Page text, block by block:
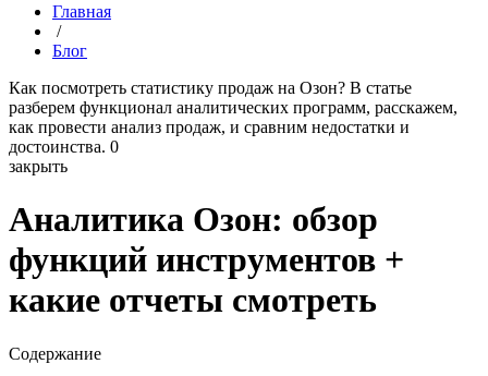
Главная
/
Блог
Как посмотреть статистику продаж на Озон? В статье
разберем функционал аналитических программ, расскажем,
как провести анализ продаж, и сравним недостатки и
достоинства. 0
закрыть
Аналитика Озон: обзор
функций инструментов +
какие отчеты смотреть
Содержание